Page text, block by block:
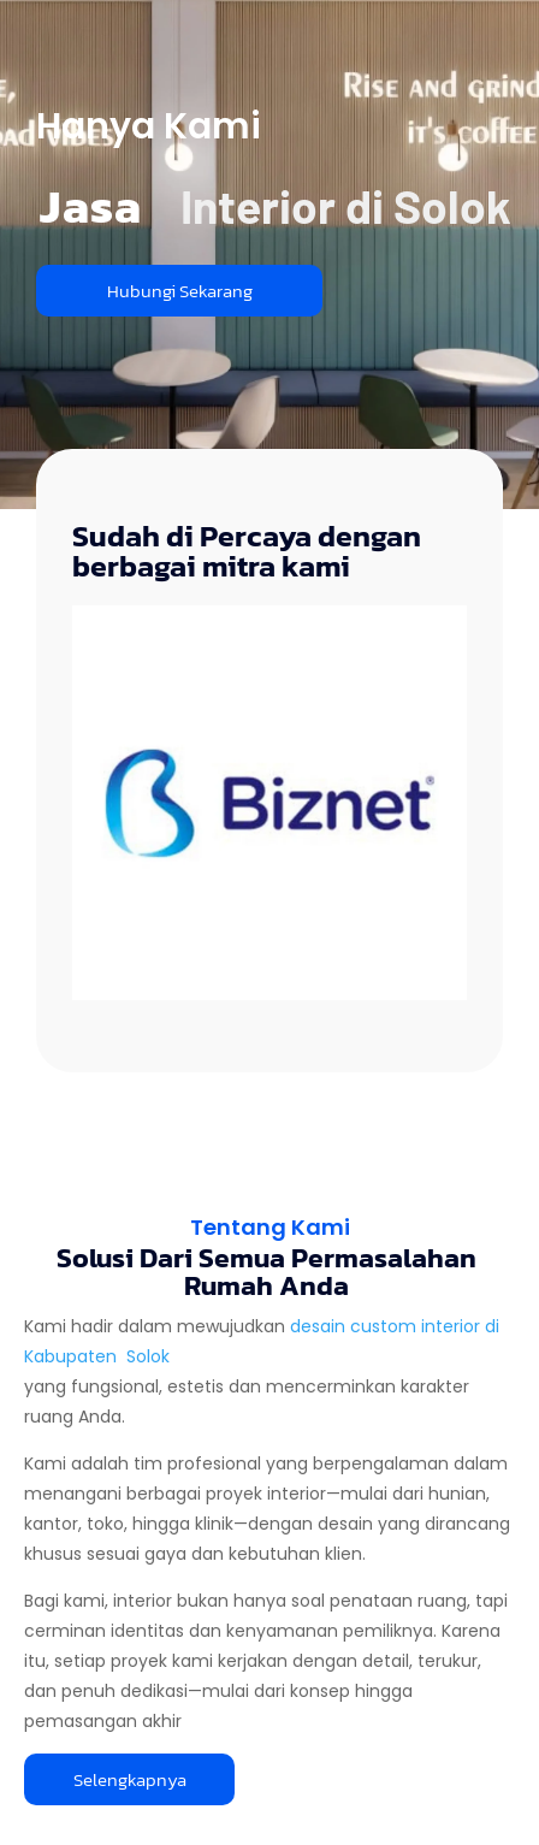
Hanya Kami
Jasa Interior di Solok
Hubungi Sekarang
Sudah di Percaya dengan
berbagai mitra kami
Tentang Kami
Solusi Dari Semua Permasalahan
Rumah Anda
Kami hadir dalam mewujudkan desain custom interior di
Kabupaten Solok
yang fungsional, estetis dan mencerminkan karakter
ruang Anda.
Kami adalah tim profesional yang berpengalaman dalam
menangani berbagai proyek interior—mulai dari hunian,
kantor, toko, hingga klinik—dengan desain yang dirancang
khusus sesuai gaya dan kebutuhan klien.
Bagi kami, interior bukan hanya soal penataan ruang, tapi
cerminan identitas dan kenyamanan pemiliknya. Karena
itu, setiap proyek kami kerjakan dengan detail, terukur,
dan penuh dedikasi—mulai dari konsep hingga
pemasangan akhir
Selengkapnya